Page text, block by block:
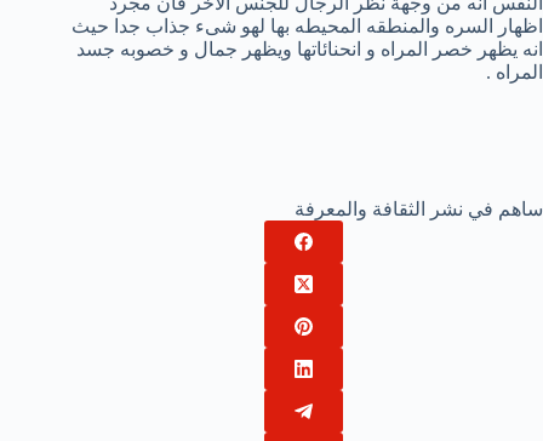
اظهار السره والمنطقه المحيطه بها لهو شىء جذاب جدا حيث
انه يظهر خصر المراه و انحنائاتها ويظهر جمال و خصوبه جسد
المراه .
ساهم في نشر الثقافة والمعرفة